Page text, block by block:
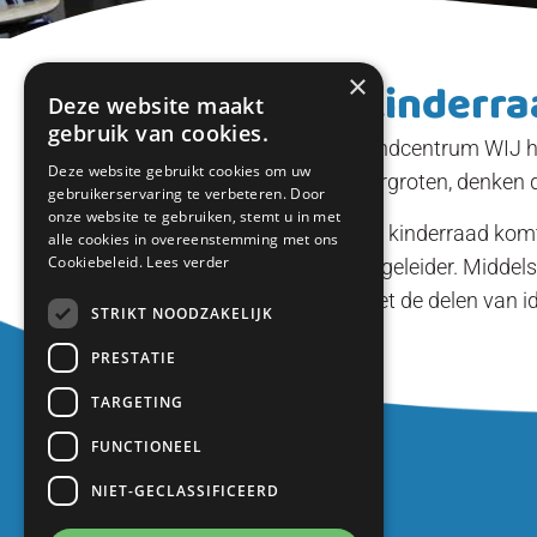
Kindcentrum WIJ
vergroten,
De kinderraad
begeleider.
met de delen van
Contact
Europalaan 1
3402 TZ IJsselstein
×
Deze website maakt
gebruik van cookies.
Deze website gebruikt cookies om uw
gebruikerservaring te verbeteren. Door
onze website te gebruiken, stemt u in met
alle cookies in overeenstemming met ons
Cookiebeleid. Lees verder
STRIKT NOODZAKELIJK
PRESTATIE
TARGETING
FUNCTIONEEL
NIET-GECLASSIFICEERD